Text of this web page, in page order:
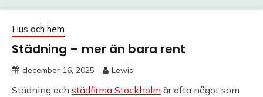
Hus och hem
Städning – mer än bara rent
december 16, 2025 Lewis
Städning och städfirma Stockholm är ofta något som